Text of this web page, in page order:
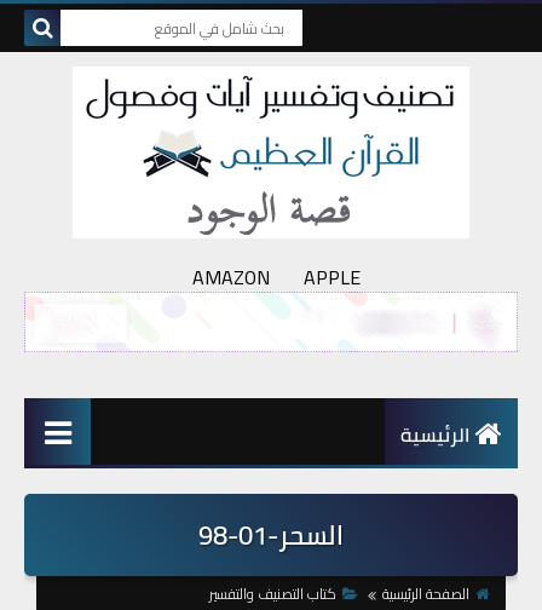
AMAZON APPLE
الرئيسية
السحر-01-98
الصفحة الرئيسية
كتاب التصنيف والتفسير